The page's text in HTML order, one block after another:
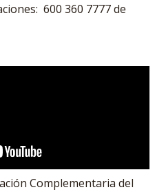
600 360 7777 de
Complementaria del